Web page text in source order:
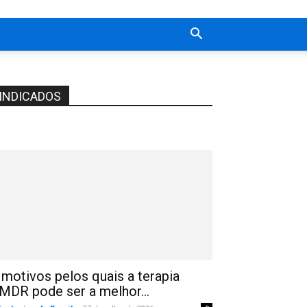
INDICADOS
pelos quais a terapia
pode ser a melhor...